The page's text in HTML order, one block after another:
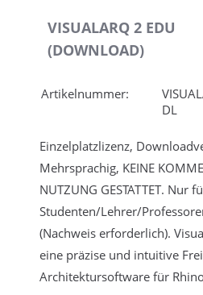
VISUALARQ 2 EDU
(DOWNLOAD)
Artikelnummer:
DL
Einzelplatzlizenz,
Mehrsprachig, KEINE
NUTZUNG GESTATTET. Nur
Studenten/Lehrer/
(Nachweis erforderlich).
eine präzise und intuitive
Architektursoftware für